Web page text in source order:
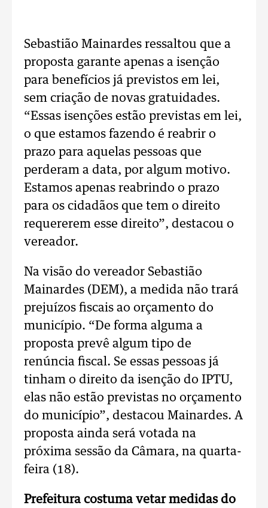
Sebastião Mainardes ressaltou que a
proposta garante apenas a isenção
para benefícios já previstos em lei,
sem criação de novas gratuidades.
“Essas isenções estão previstas em lei,
o que estamos fazendo é reabrir o
prazo para aquelas pessoas que
perderam a data, por algum motivo.
Estamos apenas reabrindo o prazo
para os cidadãos que tem o direito
requererem esse direito”, destacou o
vereador.
Na visão do vereador Sebastião
Mainardes (DEM), a medida não trará
prejuízos fiscais ao orçamento do
município. “De forma alguma a
proposta prevê algum tipo de
renúncia fiscal. Se essas pessoas já
tinham o direito da isenção do IPTU,
elas não estão previstas no orçamento
do município”, destacou Mainardes. A
proposta ainda será votada na
próxima sessão da Câmara, na quarta-
feira (18).
Prefeitura costuma vetar medidas do